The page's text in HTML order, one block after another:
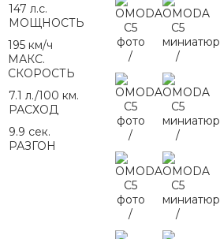
147 л.с.
МОЩНОСТЬ
195 км/ч
МАКС.
СКОРОСТЬ
7.1 л./100 км.
РАСХОД
9.9 сек.
РАЗГОН